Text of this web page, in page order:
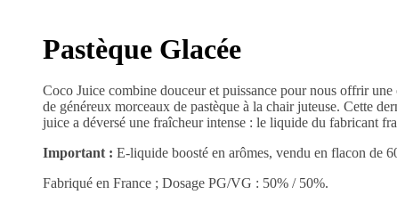
Pastèque Glacée
Coco Juice combine douceur et puissance pour nous offrir
de généreux morceaux de pastèque à la chair juteuse. Cette
juice a déversé une fraîcheur intense : le liquide du fabricant
Important : E-liquide boosté en arômes, vendu en flacon de
Fabriqué en France ; Dosage PG/VG : 50% / 50%.